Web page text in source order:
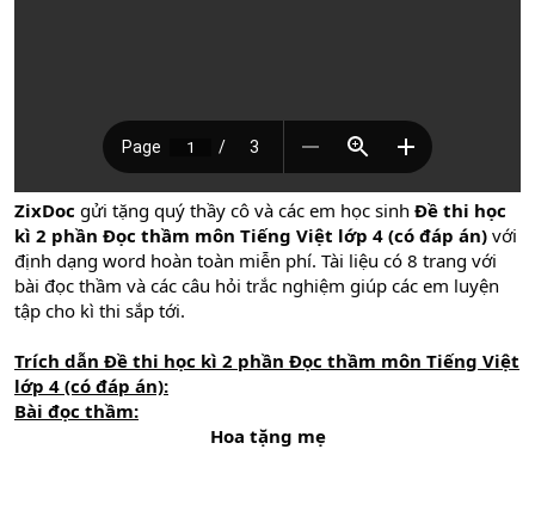
ZixDoc gửi tặng quý thầy cô và các em học sinh Đề thi học
kì 2 phần Đọc thầm môn Tiếng Việt lớp 4 (có đáp án) với
định dạng word hoàn toàn miễn phí. Tài liệu có 8 trang với
bài đọc thầm và các câu hỏi trắc nghiệm giúp các em luyện
tập cho kì thi sắp tới.
Trích dẫn Đề thi học kì 2 phần Đọc thầm môn Tiếng Việt
lớp 4 (có đáp án):
Bài đọc thầm:
Hoa tặng mẹ